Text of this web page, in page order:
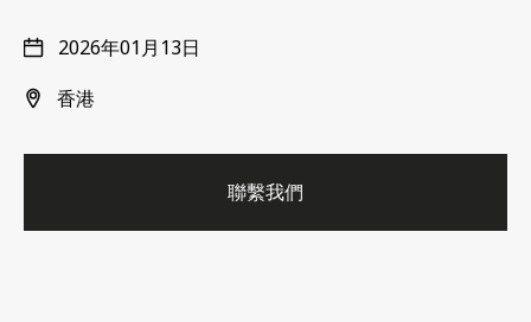
2026年01月13日
香港
聯繫我們